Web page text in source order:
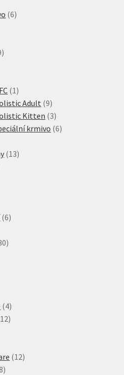
66
49
1 1
produkt
Adult 99
produktů
Kitten 33
produkty
krmivo 66
1313
66
30
44
produkty
1212
1212
38